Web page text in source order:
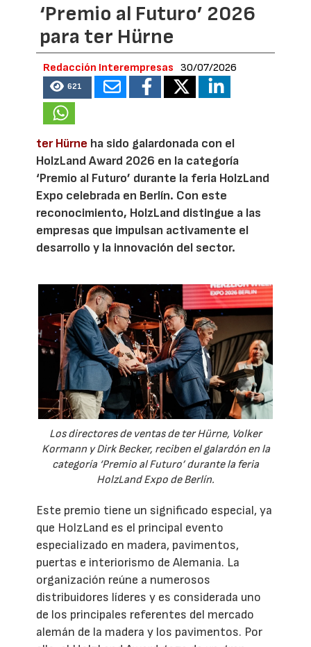
‘Premio al Futuro’ 2026
para ter Hürne
Redacción Interempresas 30/07/2026
621
ter Hürne ha sido galardonada con el
HolzLand Award 2026 en la categoría
‘Premio al Futuro’ durante la feria HolzLand
Expo celebrada en Berlín. Con este
reconocimiento, HolzLand distingue a las
empresas que impulsan activamente el
desarrollo y la innovación del sector.
Los directores de ventas de ter Hürne, Volker
Kormann y Dirk Becker, reciben el galardón en la
categoría ‘Premio al Futuro’ durante la feria
HolzLand Expo de Berlín.
Este premio tiene un significado especial, ya
que HolzLand es el principal evento
especializado en madera, pavimentos,
puertas e interiorismo de Alemania. La
organización reúne a numerosos
distribuidores líderes y es considerada uno
de los principales referentes del mercado
alemán de la madera y los pavimentos. Por